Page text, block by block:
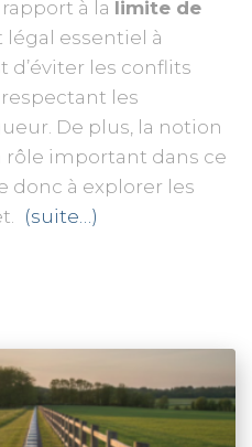
à la limite de
légal essentiel à
d’éviter les conflits
les
De plus, la notion
important dans ce
donc à explorer les
(suite…)